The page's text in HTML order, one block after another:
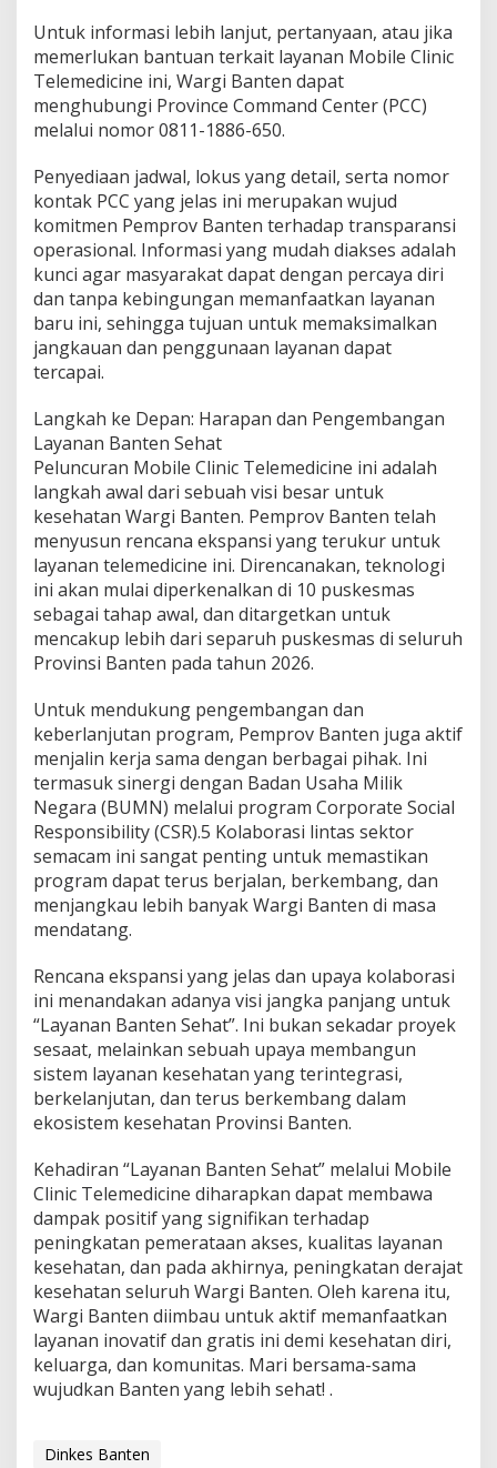
Untuk informasi lebih lanjut, pertanyaan, atau jika
memerlukan bantuan terkait layanan Mobile Clinic
Telemedicine ini, Wargi Banten dapat
menghubungi Province Command Center (PCC)
melalui nomor 0811-1886-650.
Penyediaan jadwal, lokus yang detail, serta nomor
kontak PCC yang jelas ini merupakan wujud
komitmen Pemprov Banten terhadap transparansi
operasional. Informasi yang mudah diakses adalah
kunci agar masyarakat dapat dengan percaya diri
dan tanpa kebingungan memanfaatkan layanan
baru ini, sehingga tujuan untuk memaksimalkan
jangkauan dan penggunaan layanan dapat
tercapai.
Langkah ke Depan: Harapan dan Pengembangan
Layanan Banten Sehat
Peluncuran Mobile Clinic Telemedicine ini adalah
langkah awal dari sebuah visi besar untuk
kesehatan Wargi Banten. Pemprov Banten telah
menyusun rencana ekspansi yang terukur untuk
layanan telemedicine ini. Direncanakan, teknologi
ini akan mulai diperkenalkan di 10 puskesmas
sebagai tahap awal, dan ditargetkan untuk
mencakup lebih dari separuh puskesmas di seluruh
Provinsi Banten pada tahun 2026.
Untuk mendukung pengembangan dan
keberlanjutan program, Pemprov Banten juga aktif
menjalin kerja sama dengan berbagai pihak. Ini
termasuk sinergi dengan Badan Usaha Milik
Negara (BUMN) melalui program Corporate Social
Responsibility (CSR).5 Kolaborasi lintas sektor
semacam ini sangat penting untuk memastikan
program dapat terus berjalan, berkembang, dan
menjangkau lebih banyak Wargi Banten di masa
mendatang.
Rencana ekspansi yang jelas dan upaya kolaborasi
ini menandakan adanya visi jangka panjang untuk
“Layanan Banten Sehat”. Ini bukan sekadar proyek
sesaat, melainkan sebuah upaya membangun
sistem layanan kesehatan yang terintegrasi,
berkelanjutan, dan terus berkembang dalam
ekosistem kesehatan Provinsi Banten.
Kehadiran “Layanan Banten Sehat” melalui Mobile
Clinic Telemedicine diharapkan dapat membawa
dampak positif yang signifikan terhadap
peningkatan pemerataan akses, kualitas layanan
kesehatan, dan pada akhirnya, peningkatan derajat
kesehatan seluruh Wargi Banten. Oleh karena itu,
Wargi Banten diimbau untuk aktif memanfaatkan
layanan inovatif dan gratis ini demi kesehatan diri,
keluarga, dan komunitas. Mari bersama-sama
wujudkan Banten yang lebih sehat! .
Dinkes Banten